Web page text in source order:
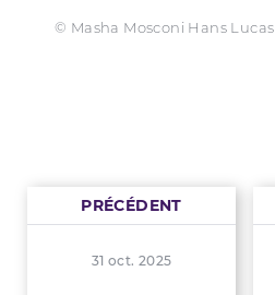
© Masha Mosconi Hans Lucas
PRÉCÉDENT
31 oct. 2025